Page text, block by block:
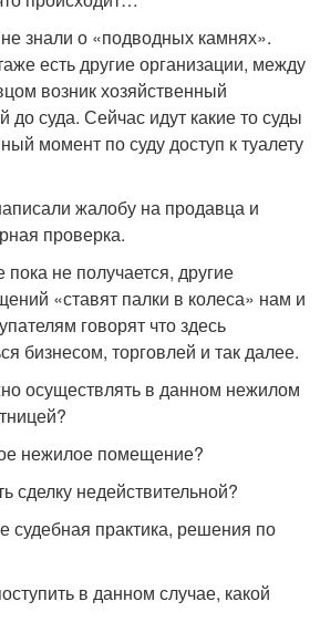
знали о «подводных камнях».
есть другие организации, между
возник хозяйственный
суда. Сейчас идут какие то суды
момент по суду доступ к туалету
жалобу на продавца и
проверка.
не получается, другие
«ставят палки в колеса» нам и
говорят что здесь
бизнесом, торговлей и так далее.
осуществлять в данном нежилом
нежилое помещение?
сделку недействительной?
судебная практика, решения по
в данном случае, какой